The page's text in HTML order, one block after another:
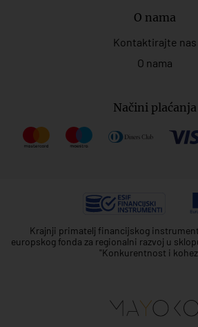
O nama
Kontaktirajte nas
O nama
Načini plaćanja
Krajnji primatelj financijskog
europskog fonda za regionalni razvoj u
"Konkurentnost i